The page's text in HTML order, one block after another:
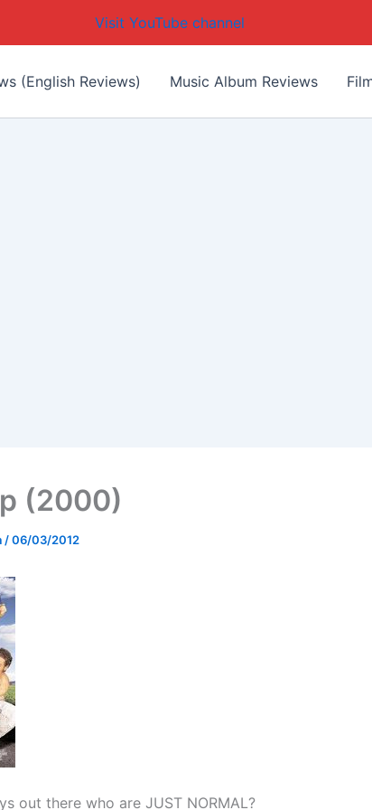
Visit YouTube channel
(English Reviews) Music Album Reviews
(2000)
/06/03/2012
out there who are JUST NORMAL?